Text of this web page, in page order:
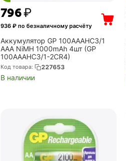
‍796‍₽
936₽ по безналичному расчёту
Аккумулятор GP 100AAAHC3/1
AAA NiMH 1000mAh 4шт (GP
100AAAHC3/1-2CR4)
Код товара: 227653
В наличии